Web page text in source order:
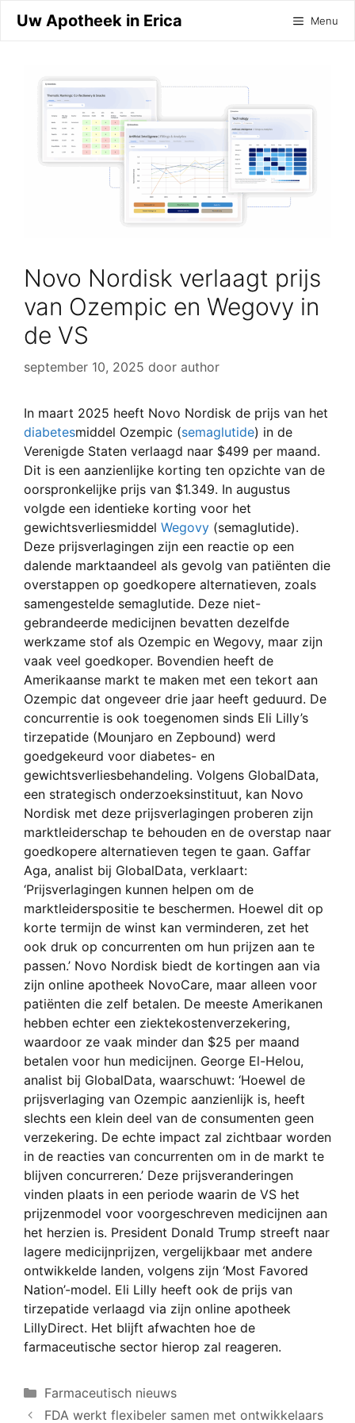
naarUw Apotheek in Erica Menu
Novo Nordisk verlaagt prijs
van Ozempic en Wegovy in
de VS
september 10, 2025 door author
In maart 2025 heeft Novo Nordisk de prijs van het
diabetesmiddel Ozempic (semaglutide) in de
Verenigde Staten verlaagd naar $499 per maand.
Dit is een aanzienlijke korting ten opzichte van de
oorspronkelijke prijs van $1.349. In augustus
volgde een identieke korting voor het
gewichtsverliesmiddel Wegovy (semaglutide).
Deze prijsverlagingen zijn een reactie op een
dalende marktaandeel als gevolg van patiënten die
overstappen op goedkopere alternatieven, zoals
samengestelde semaglutide. Deze niet-
gebrandeerde medicijnen bevatten dezelfde
werkzame stof als Ozempic en Wegovy, maar zijn
vaak veel goedkoper. Bovendien heeft de
Amerikaanse markt te maken met een tekort aan
Ozempic dat ongeveer drie jaar heeft geduurd. De
concurrentie is ook toegenomen sinds Eli Lilly’s
tirzepatide (Mounjaro en Zepbound) werd
goedgekeurd voor diabetes- en
gewichtsverliesbehandeling. Volgens GlobalData,
een strategisch onderzoeksinstituut, kan Novo
Nordisk met deze prijsverlagingen proberen zijn
marktleiderschap te behouden en de overstap naar
goedkopere alternatieven tegen te gaan. Gaffar
Aga, analist bij GlobalData, verklaart:
‘Prijsverlagingen kunnen helpen om de
marktleiderspositie te beschermen. Hoewel dit op
korte termijn de winst kan verminderen, zet het
ook druk op concurrenten om hun prijzen aan te
passen.’ Novo Nordisk biedt de kortingen aan via
zijn online apotheek NovoCare, maar alleen voor
patiënten die zelf betalen. De meeste Amerikanen
hebben echter een ziektekostenverzekering,
waardoor ze vaak minder dan $25 per maand
betalen voor hun medicijnen. George El-Helou,
analist bij GlobalData, waarschuwt: ‘Hoewel de
prijsverlaging van Ozempic aanzienlijk is, heeft
slechts een klein deel van de consumenten geen
verzekering. De echte impact zal zichtbaar worden
in de reacties van concurrenten om in de markt te
blijven concurreren.’ Deze prijsveranderingen
vinden plaats in een periode waarin de VS het
prijzenmodel voor voorgeschreven medicijnen aan
het herzien is. President Donald Trump streeft naar
lagere medicijnprijzen, vergelijkbaar met andere
ontwikkelde landen, volgens zijn ‘Most Favored
Nation’-model. Eli Lilly heeft ook de prijs van
tirzepatide verlaagd via zijn online apotheek
LillyDirect. Het blijft afwachten hoe de
farmaceutische sector hierop zal reageren.
Categorieën
Farmaceutisch nieuws
FDA werkt flexibeler samen met ontwikkelaars